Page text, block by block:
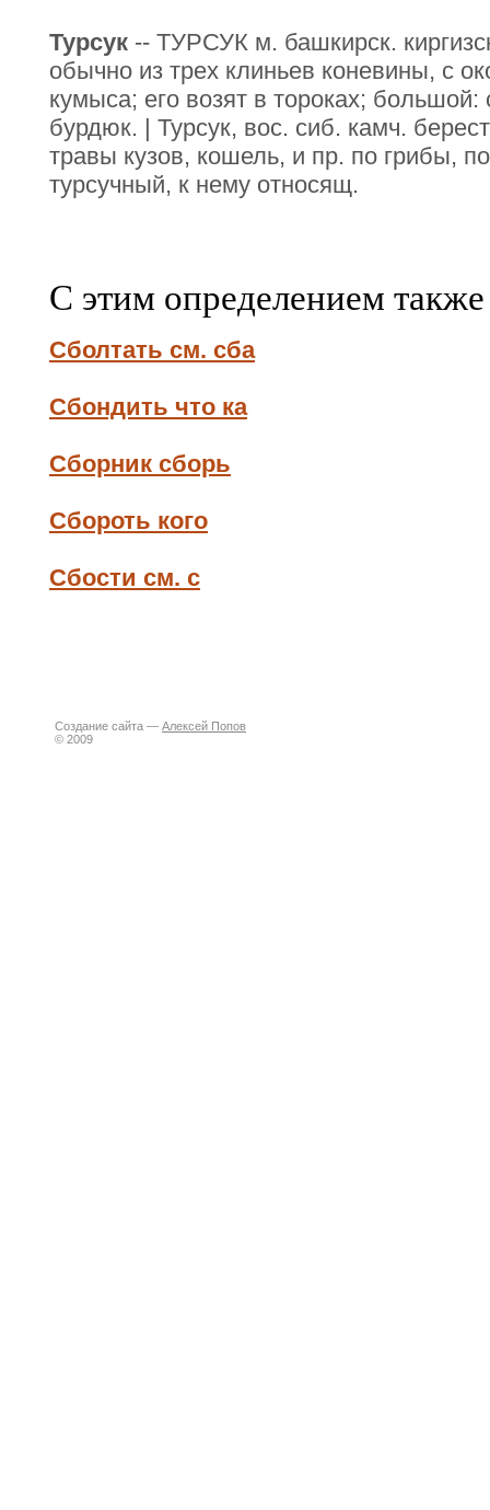
Турсук -- ТУРСУК м. башкирск.
обычно из трех клиньев коневины, с
кумыса; его возят в тороках;
бурдюк. | Турсук, вос. сиб. камч.
травы кузов, кошель, и пр. по грибы,
турсучный, к нему относящ.
С этим определением
Сболтать см. сба
Сбондить что ка
Сборник сборь
Сбороть кого
Сбости см. с
Создание сайта — Алексей Попов
© 2009